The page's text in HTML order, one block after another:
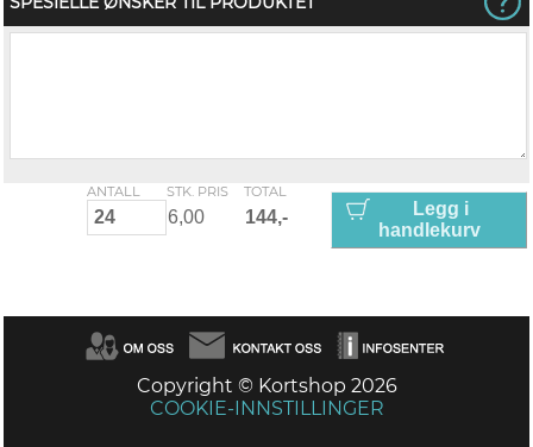
ANTALL STK. PRIS TOTAL
Legg i
handlekurv
Copyright © Kortshop 2026
COOKIE-INNSTILLINGER